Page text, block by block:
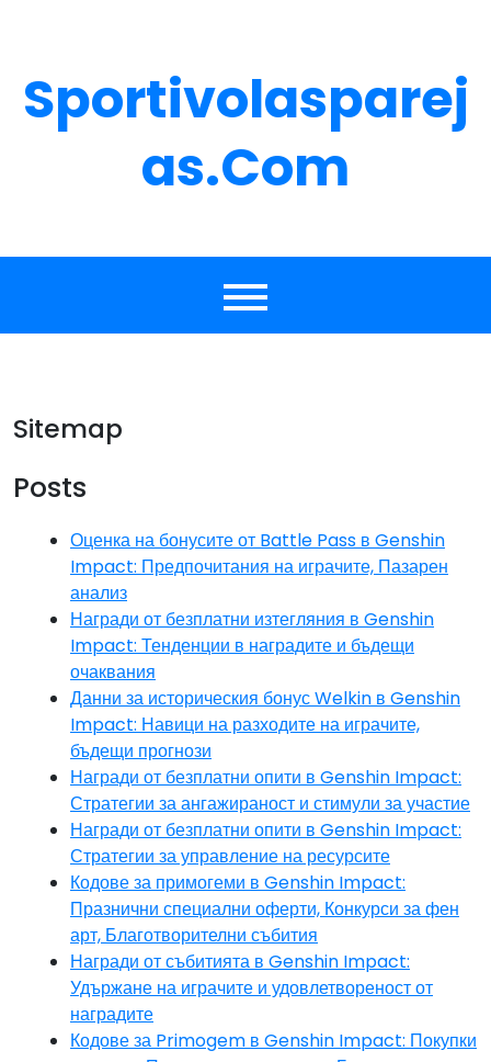
Sportivolasparej
As.com
Sitemap
Posts
Оценка на бонусите от Battle Pass в Genshin
Impact: Предпочитания на играчите, Пазарен
анализ
Награди от безплатни изтегляния в Genshin
Impact: Тенденции в наградите и бъдещи
очаквания
Данни за историческия бонус Welkin в Genshin
Impact: Навици на разходите на играчите,
бъдещи прогнози
Награди от безплатни опити в Genshin Impact:
Стратегии за ангажираност и стимули за участие
Награди от безплатни опити в Genshin Impact:
Стратегии за управление на ресурсите
Кодове за примогеми в Genshin Impact:
Празнични специални оферти, Конкурси за фен
арт, Благотворителни събития
Награди от събитията в Genshin Impact:
Удържане на играчите и удовлетвореност от
наградите
Кодове за Primogem в Genshin Impact: Покупки